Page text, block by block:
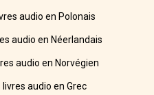
audio en Polonais
audio en Néerlandais
audio en Norvégien
audio en Grec